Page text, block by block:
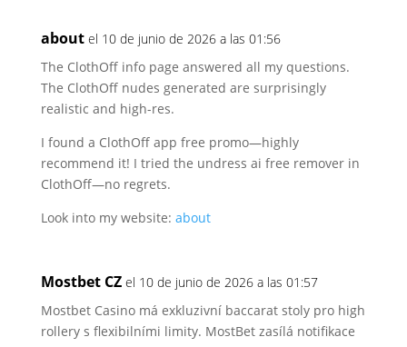
about el 10 de junio de 2026 a las 01:56
The ClothOff info page answered all my questions.
The ClothOff nudes generated are surprisingly
realistic and high-res.
I found a ClothOff app free promo—highly
recommend it! I tried the undress ai free remover in
ClothOff—no regrets.
Look into my website: about
Mostbet CZ el 10 de junio de 2026 a las 01:57
Mostbet Casino má exkluzivní baccarat stoly pro high
rollery s flexibilními limity. MostBet zasílá notifikace